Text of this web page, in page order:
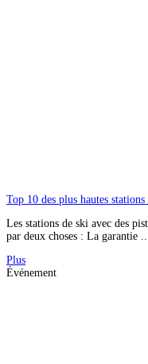
Top 10 des plus hautes
Les stations de ski avec des
par deux choses : La garantie
Plus
Événement